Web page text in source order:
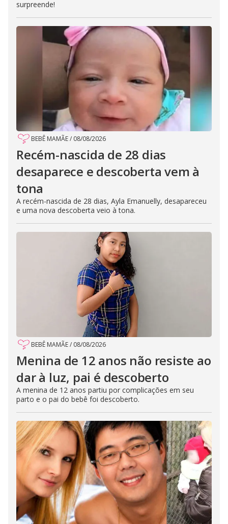
surpreende!
BEBÊ MAMÃE/ 08/08/2026
Recém-nascida de 28 dias
desaparece e descoberta vem à
tona
A recém-nascida de 28 dias, Ayla Emanuelly, desapareceu
e uma nova descoberta veio à tona.
BEBÊ MAMÃE/ 08/08/2026
Menina de 12 anos não resiste ao
dar à luz, pai é descoberto
A menina de 12 anos partiu por complicações em seu
parto e o pai do bebê foi descoberto.